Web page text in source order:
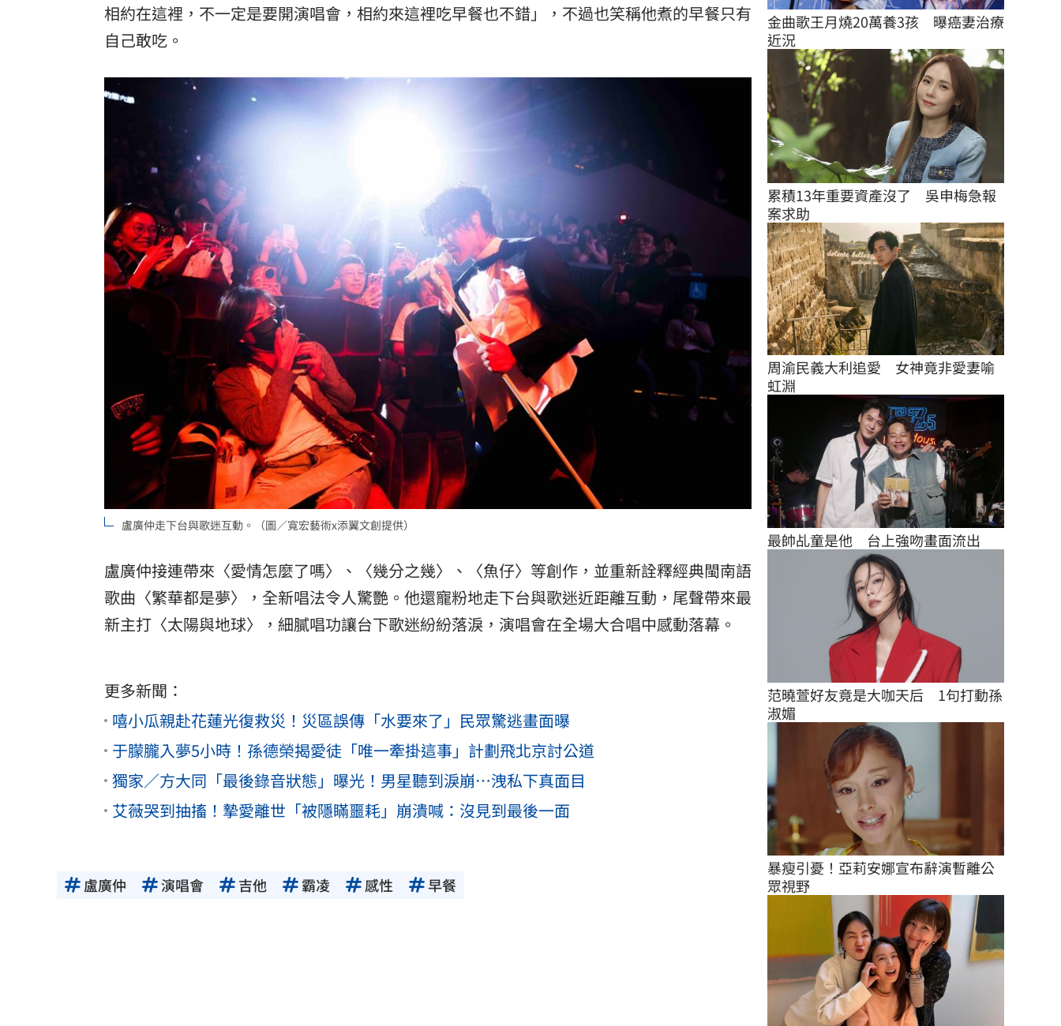
相約在這裡，不一定是要開演唱會，相約來這裡吃早餐也不錯」，不過也笑稱他煮的早餐只有
自己敢吃。
盧廣仲走下台與歌迷互動。（圖／寬宏藝術x添翼文創提供）
盧廣仲接連帶來〈愛情怎麼了嗎〉、〈幾分之幾〉、〈魚仔〉等創作，並重新詮釋經典閩南語
歌曲〈繁華都是夢〉，全新唱法令人驚艷。他還寵粉地走下台與歌迷近距離互動，尾聲帶來最
新主打〈太陽與地球〉，細膩唱功讓台下歌迷紛紛落淚，演唱會在全場大合唱中感動落幕。
更多新聞：
嘻小瓜親赴花蓮光復救災！災區誤傳「水要來了」民眾驚逃畫面曝
于朦朧入夢5小時！孫德榮揭愛徒「唯一牽掛這事」計劃飛北京討公道
獨家／方大同「最後錄音狀態」曝光！男星聽到淚崩…洩私下真面目
艾薇哭到抽搐！摯愛離世「被隱瞞噩耗」崩潰喊：沒見到最後一面
盧廣仲 演唱會 吉他 霸凌 感性 早餐
金曲歌王月燒20萬養3孩　曝癌妻治療
近況
累積13年重要資產沒了　吳申梅急報
案求助
周渝民義大利追愛　女神竟非愛妻喻
虹淵
最帥乩童是他　台上強吻畫面流出
范曉萱好友竟是大咖天后　1句打動孫
淑媚
暴瘦引憂！亞莉安娜宣布辭演暫離公
眾視野